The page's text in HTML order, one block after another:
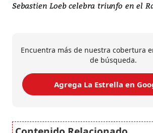
Sebastien Loeb celebra triunfo en el
Encuentra más de nuestra cobertura
de búsqueda.
Agrega La Estrella en